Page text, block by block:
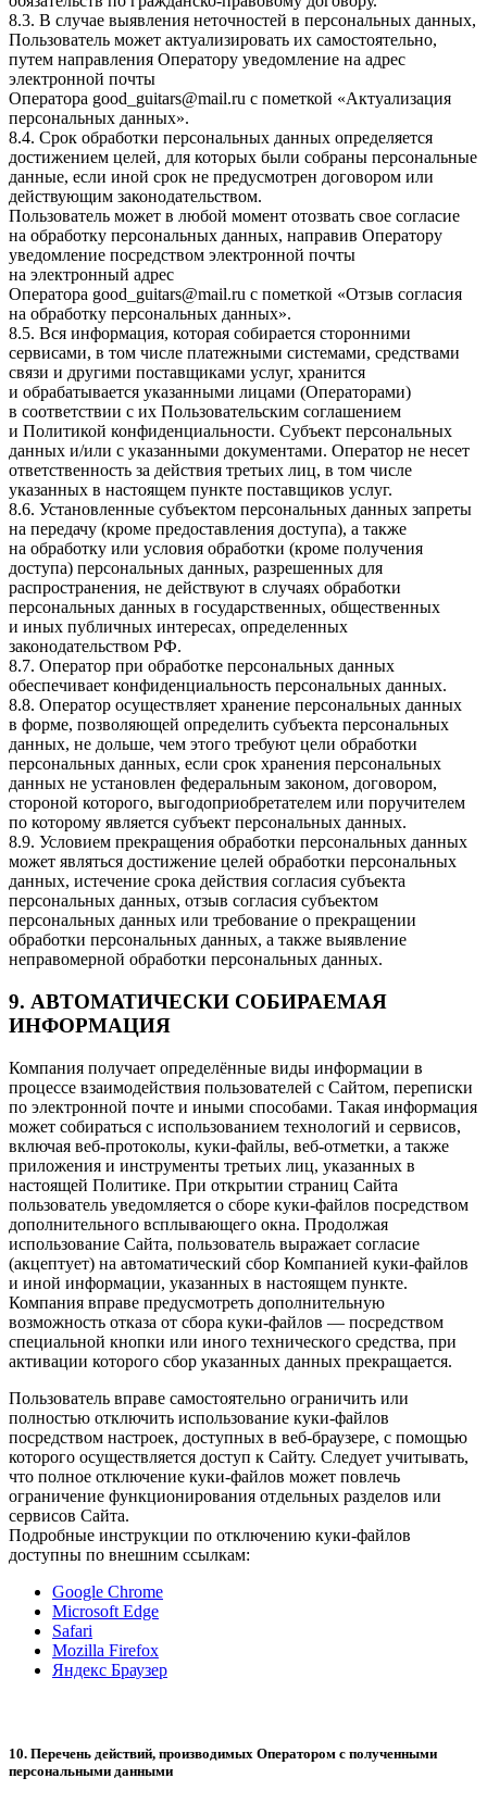
8.3. В случае выявления неточностей в персональных данных,
Пользователь может актуализировать их самостоятельно,
путем направления Оператору уведомление на адрес
электронной почты
Оператора good_guitars@mail.ru с пометкой «Актуализация
персональных данных».
8.4. Срок обработки персональных данных определяется
достижением целей, для которых были собраны персональные
данные, если иной срок не предусмотрен договором или
действующим законодательством.
Пользователь может в любой момент отозвать свое согласие
на обработку персональных данных, направив Оператору
уведомление посредством электронной почты
на электронный адрес
Оператора good_guitars@mail.ru с пометкой «Отзыв согласия
на обработку персональных данных».
8.5. Вся информация, которая собирается сторонними
сервисами, в том числе платежными системами, средствами
связи и другими поставщиками услуг, хранится
и обрабатывается указанными лицами (Операторами)
в соответствии с их Пользовательским соглашением
и Политикой конфиденциальности. Субъект персональных
данных и/или с указанными документами. Оператор не несет
ответственность за действия третьих лиц, в том числе
указанных в настоящем пункте поставщиков услуг.
8.6. Установленные субъектом персональных данных запреты
на передачу (кроме предоставления доступа), а также
на обработку или условия обработки (кроме получения
доступа) персональных данных, разрешенных для
распространения, не действуют в случаях обработки
персональных данных в государственных, общественных
и иных публичных интересах, определенных
законодательством РФ.
8.7. Оператор при обработке персональных данных
обеспечивает конфиденциальность персональных данных.
8.8. Оператор осуществляет хранение персональных данных
в форме, позволяющей определить субъекта персональных
данных, не дольше, чем этого требуют цели обработки
персональных данных, если срок хранения персональных
данных не установлен федеральным законом, договором,
стороной которого, выгодоприобретателем или поручителем
по которому является субъект персональных данных.
8.9. Условием прекращения обработки персональных данных
может являться достижение целей обработки персональных
данных, истечение срока действия согласия субъекта
персональных данных, отзыв согласия субъектом
персональных данных или требование о прекращении
обработки персональных данных, а также выявление
неправомерной обработки персональных данных.
9. АВТОМАТИЧЕСКИ СОБИРАЕМАЯ
ИНФОРМАЦИЯ
Компания получает определённые виды информации в
процессе взаимодействия пользователей с Сайтом, переписки
по электронной почте и иными способами. Такая информация
может собираться с использованием технологий и сервисов,
включая веб-протоколы, куки-файлы, веб-отметки, а также
приложения и инструменты третьих лиц, указанных в
настоящей Политике. При открытии страниц Сайта
пользователь уведомляется о сборе куки-файлов посредством
дополнительного всплывающего окна. Продолжая
использование Сайта, пользователь выражает согласие
(акцептует) на автоматический сбор Компанией куки-файлов
и иной информации, указанных в настоящем пункте.
Компания вправе предусмотреть дополнительную
возможность отказа от сбора куки-файлов — посредством
специальной кнопки или иного технического средства, при
активации которого сбор указанных данных прекращается.
Пользователь вправе самостоятельно ограничить или
полностью отключить использование куки-файлов
посредством настроек, доступных в веб-браузере, с помощью
которого осуществляется доступ к Сайту. Следует учитывать,
что полное отключение куки-файлов может повлечь
ограничение функционирования отдельных разделов или
сервисов Сайта.
Подробные инструкции по отключению куки-файлов
доступны по внешним ссылкам:
Google Chrome
Microsoft Edge
Safari
Mozilla Firefox
Яндекс Браузер
10. Перечень действий, производимых Оператором с полученными
персональными данными